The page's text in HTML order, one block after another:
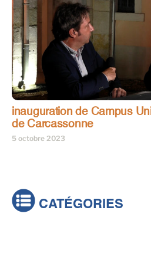
inauguration de Campus
de Carcassonne
5 octobre 2023
CATÉGORIES